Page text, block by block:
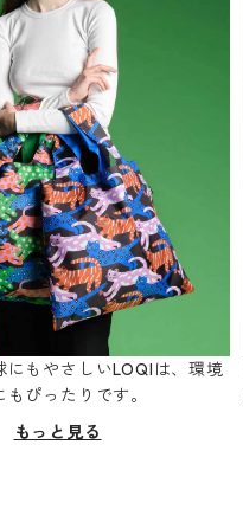
にもやさしいLOQIは、環境
ぴったりです。
もっと見る